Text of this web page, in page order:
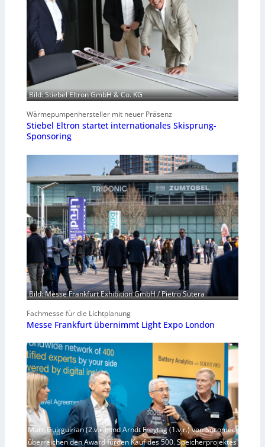
Bild: Stiebel Eltron GmbH & Co. KG
Wärmepumpenhersteller mit neuer Präsenz
Stiebel Eltron startet internationales Skisprung-
Sponsoring
Bild: Messe Frankfurt Exhibition GmbH / Pietro Sutera
Fachmesse für die Lichtplanung
Messe Frankfurt übernimmt Light Expo London
Marc Guirguirian (2.v.r.) und Arndt Freytag (1.v.r.) von Socomec
überreichen den Award fürden Kauf des 500. Speicherprojektes